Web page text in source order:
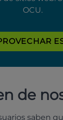
OCU.
de
saben